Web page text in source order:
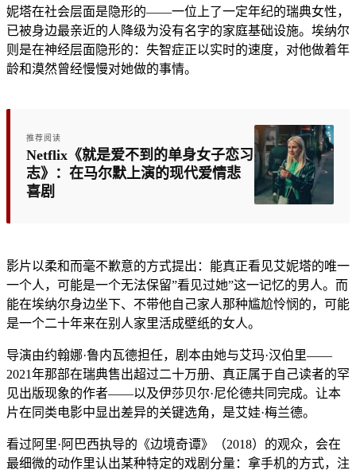
妮塔在社会层面是隐形的——一位上了一定年纪的瑞典女性，
已被身边最亲近的人降级为没有名字的家庭基础设施。埃纳尔
则是在神经层面隐形的：失智症正以实时的速度，对他做着年
龄和漠然曾经慢慢对她做的事情。
推荐阅读
Netflix《就是爱不到的单身女子恋习
志》：在马尔默上演的现代爱情悲
喜剧
影片以柔和而毫不歉意的方式提出：能真正看见艾妮塔的唯一
一个人，可能是一个无法保留”看见过她”这一记忆的男人。而
能在埃纳尔身边坐下、不带他自己家人那种尴尬怜悯的，可能
是一个二十年来在别人家里活成壁纸的女人。
导演由约翰娜·鲁内瓦德担任，剧本由她与艾玛·汉伯里——
2021年那部在瑞典售出超过二十万册、真正属于自己读者的罕
见出版现象的作者——以及伊莎贝尔·尼伦德共同完成。让本
片在同类电影中显出差异的关键选角，是艾娃·梅兰德。
看过阿里·阿巴西执导的《边境奇谭》（2018）的观众，会在
最细微的动作里认出某种特定的戏剧分量：拿手机的方式，注